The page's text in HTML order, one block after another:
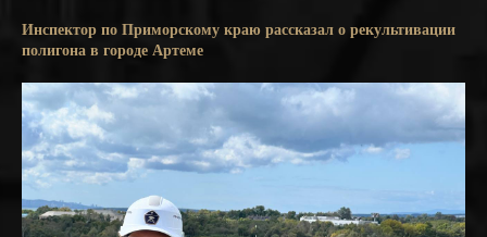
Инспектор по Приморскому краю рассказал о рекультивации
полигона в городе Артеме